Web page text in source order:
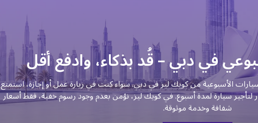
في دبي – قُد بذكاء، وادفع أقل
الأسبوعية من كويك ليز في دبي. سواء كنت في زيارة عمل أو إجازة، استمتع
لتأجير سيارة لمدة أسبوع. في كويك ليز، نؤمن بعدم وجود رسوم خفية، فقط أسعار
شفافة وخدمة موثوقة.